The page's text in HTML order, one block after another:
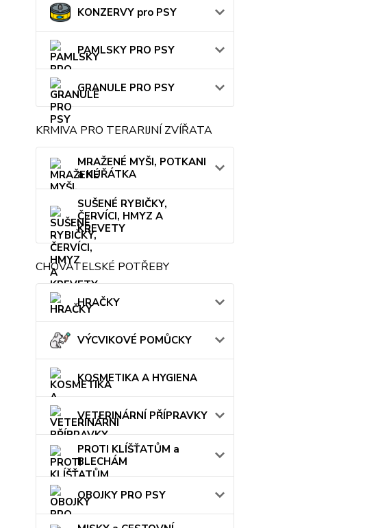
KONZERVY pro PSY
PAMLSKY PRO PSY
GRANULE PRO PSY
KRMIVA PRO TERARIJNÍ ZVÍŘATA
MRAŽENÉ MYŠI, POTKANI
a KUŘÁTKA
SUŠENÉ RYBIČKY,
ČERVÍCI, HMYZ A
KREVETY
CHOVATELSKÉ POTŘEBY
HRAČKY
VÝCVIKOVÉ POMŮCKY
KOSMETIKA A HYGIENA
VETERINÁRNÍ PŘÍPRAVKY
PROTI KLÍŠŤATŮM a
BLECHÁM
OBOJKY PRO PSY